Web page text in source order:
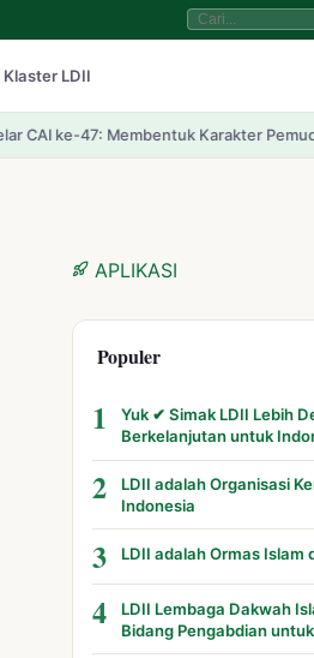
Klaster LDII
Karakter Pemuda Profesional
APLIKASI
Populer
1
Yuk ✔ Simak LDII Lebih
Berkelanjutan untuk
2
LDII adalah Organisasi
Indonesia
3 LDII adalah Ormas Islam
4
LDII Lembaga Dakwah
Bidang Pengabdian